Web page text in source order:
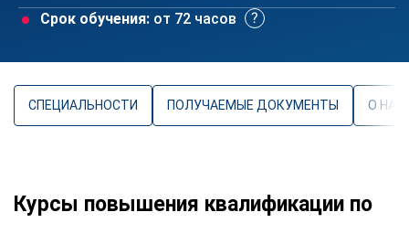
Срок обучения: от 72 часов
СПЕЦИАЛЬНОСТИ ПОЛУЧАЕМЫЕ ДОКУМЕНТЫ О
Курсы повышения квалификации по